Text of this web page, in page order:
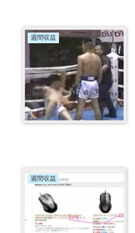
週間収益
週間収益